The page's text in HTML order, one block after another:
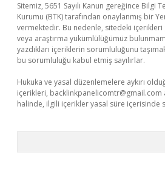
Sitemiz, 5651 Sayılı Kanun gereğince Bilgi
Kurumu (BTK) tarafından onaylanmış bir
vermektedir. Bu nedenle, sitedeki
veya araştırma yükümlülüğümüz
yazdıkları içeriklerin sorumluluğunu
bu sorumluluğu kabul etmiş sayılırlar.
Hukuka ve yasal düzenlemelere aykırı
içerikleri, backlinkpanelicomtr@gmail.com
halinde, ilgili içerikler yasal süre içerisinde